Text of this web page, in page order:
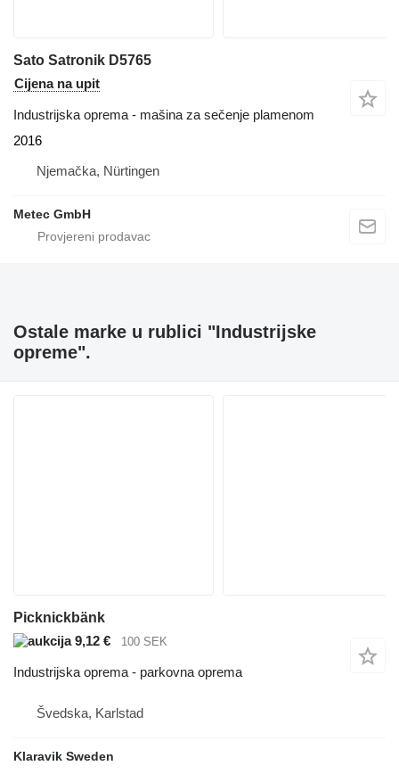
Sato Satronik D5765
Cijena na upit
Industrijska oprema - mašina za sečenje plamenom
2016
Njemačka, Nürtingen
Metec GmbH
Ostale marke u rublici "Industrijske
opreme".
Picknickbänk
9,12 €
100 SEK
Industrijska oprema - parkovna oprema
Švedska, Karlstad
Klaravik Sweden